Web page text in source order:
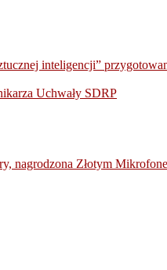
inteligencji”
Uchwały SDRP
nagrodzona Złotym